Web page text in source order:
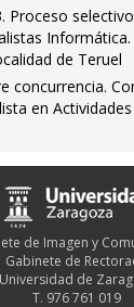
Proceso
de Teruel
concurrencia.
en
de Imagen y
Gabinete de
Universidad de
T. 976 761 019